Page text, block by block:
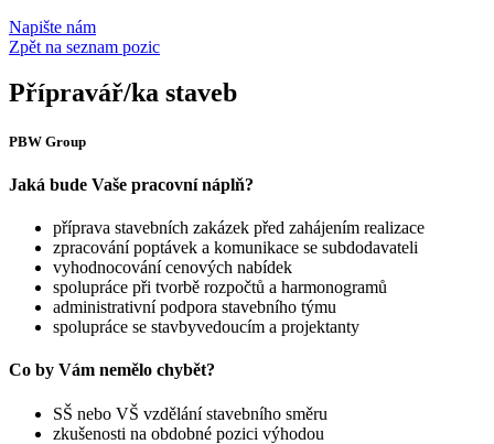
Napište nám
Zpět na seznam pozic
Přípravář/ka staveb
PBW Group
Jaká bude Vaše pracovní náplň?
příprava stavebních zakázek před zahájením realizace
zpracování poptávek a komunikace se subdodavateli
vyhodnocování cenových nabídek
spolupráce při tvorbě rozpočtů a harmonogramů
administrativní podpora stavebního týmu
spolupráce se stavbyvedoucím a projektanty
Co by Vám nemělo chybět?
SŠ nebo VŠ vzdělání stavebního směru
zkušenosti na obdobné pozici výhodou